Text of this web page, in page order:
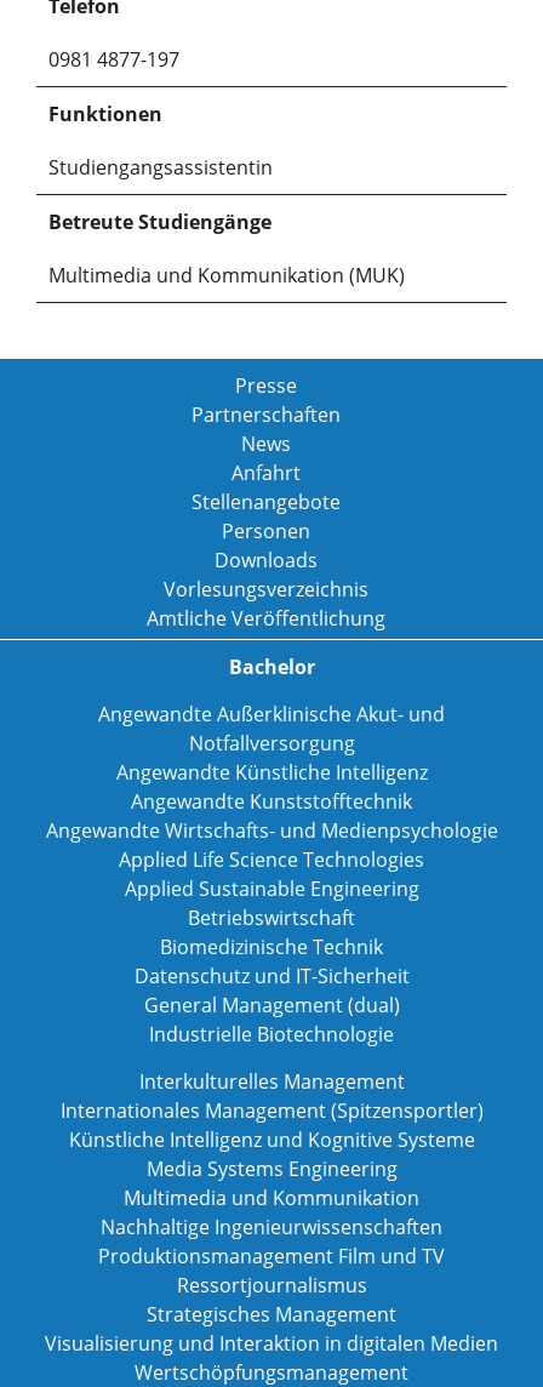
Telefon
0981 4877-197
Funktionen
Studiengangsassistentin
Betreute Studiengänge
Multimedia und Kommunikation (MUK)
Presse
Partnerschaften
News
Anfahrt
Stellenangebote
Personen
Downloads
Vorlesungsverzeichnis
Amtliche Veröffentlichung
Bachelor
Angewandte Außerklinische Akut- und
Notfallversorgung
Angewandte Künstliche Intelligenz
Angewandte Kunststofftechnik
Angewandte Wirtschafts- und Medienpsychologie
Applied Life Science Technologies
Applied Sustainable Engineering
Betriebswirtschaft
Biomedizinische Technik
Datenschutz und IT-Sicherheit
General Management (dual)
Industrielle Biotechnologie
Interkulturelles Management
Internationales Management (Spitzensportler)
Künstliche Intelligenz und Kognitive Systeme
Media Systems Engineering
Multimedia und Kommunikation
Nachhaltige Ingenieurwissenschaften
Produktionsmanagement Film und TV
Ressortjournalismus
Strategisches Management
Visualisierung und Interaktion in digitalen Medien
Wertschöpfungsmanagement